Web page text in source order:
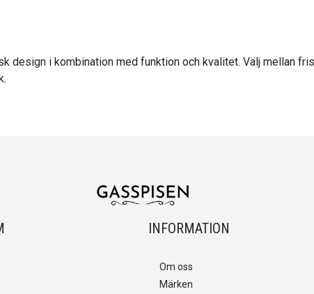
design i kombination med funktion och kvalitet. Välj mellan
INFORMATION
Om oss
Märken